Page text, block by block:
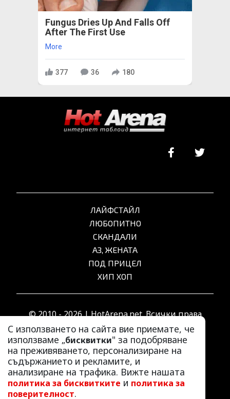
Fungus Dries Up And Falls Off
After The First Use
More
377 36 180
С използването на сайта вие приемате, че
използваме „бисквитки" за подобряване
на преживяването, персонализиране на
съдържанието и рекламите, и
анализиране на трафика. Вижте нашата
политика за бисквитките и политика за
поверителност.
ЛАЙФСТАЙЛ
ЛЮБОПИТНО
СКАНДАЛИ
АЗ, ЖЕНАТА
ПОД ПРИЦЕЛ
ХИП ХОП
© 2010 - 2026 | HotArena.net. Всички права
запазени.
РЕКЛАМА
КОНТАКТИ
ОБЩИ УСЛОВИЯ
ПОЛИТИКА ЗА ПОВЕРИТЕЛНОСТ